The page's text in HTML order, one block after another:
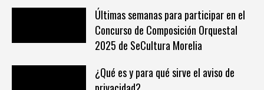
Últimas semanas para participar en el
Concurso de Composición Orquestal
2025 de SeCultura Morelia
¿Qué es y para qué sirve el aviso de